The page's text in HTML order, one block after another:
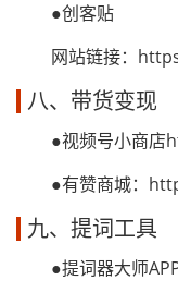
●创客贴
网站链接：
八、带货变现
●视频号小商店
●有赞商城：
九、提词工具
●提词器大师